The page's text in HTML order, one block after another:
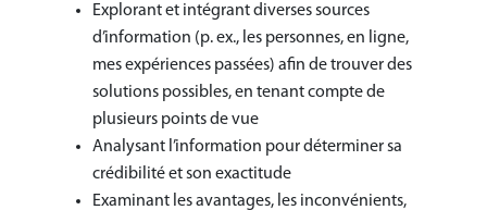
Explorant et intégrant diverses sources
d’information (p. ex., les personnes, en ligne,
mes expériences passées) afin de trouver des
solutions possibles, en tenant compte de
plusieurs points de vue
Analysant l’information pour déterminer sa
crédibilité et son exactitude
Examinant les avantages, les inconvénients,